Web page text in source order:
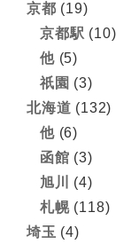
京都 (19)
京都駅 (10)
他(5)
祇園 (3)
北海道 (132)
他(6)
函館 (3)
旭川
(4)
札幌(118)
埼玉 (4)